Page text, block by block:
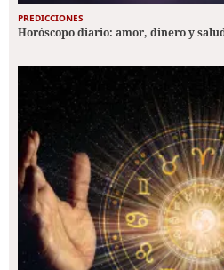
PREDICCIONES
Horóscopo diario: amor, dinero y